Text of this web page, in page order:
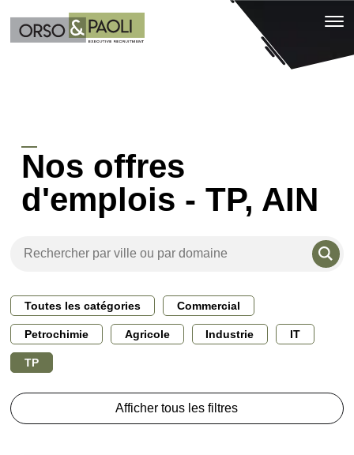
Nos offres
d'emplois - TP, AIN
Toutes les catégories Commercial
Petrochimie Agricole Industrie IT
TP
Afficher tous les filtres